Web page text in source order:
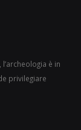
è in
privilegiare